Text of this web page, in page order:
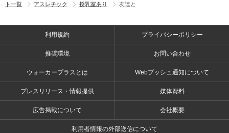
ト一覧
アスレチック 授乳室あり 友達と
利用規約 プライバシーポリシー
推奨環境 お問い合わせ
ウォーカープラスとは Webプッシュ通知について
プレスリリース・情報提供 媒体資料
広告掲載について 会社概要
利用者情報の外部送信について